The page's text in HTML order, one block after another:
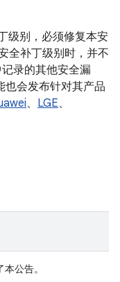
级别，必须修复本安
全补丁级别时，并不
录的其他安全漏
也会发布针对其产品
、 LGE、
公告。